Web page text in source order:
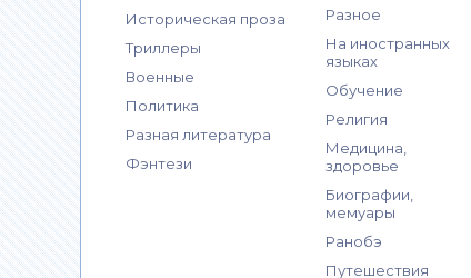
Историческая проза
Триллеры
Военные
Политика
Разная литература
Фэнтези
Разное
На иностранных
языках
Обучение
Религия
Медицина,
здоровье
Биографии,
мемуары
Ранобэ
Путешествия